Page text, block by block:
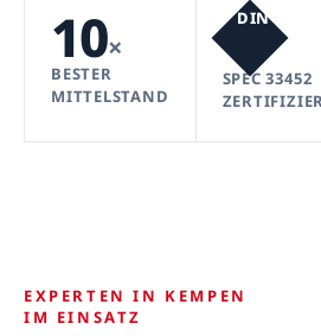
10×
BESTER
MITTELSTAND
DIN
SPEC 33452
EXPERTEN IN KEMPEN
IM EINSATZ